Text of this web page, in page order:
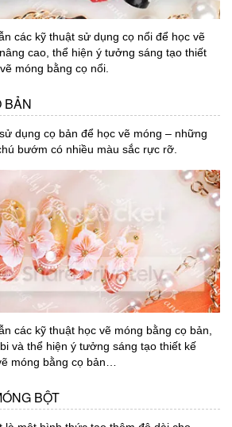
các kỹ thuật sử dụng cọ nổi để học vẽ
cao, thể hiện ý tưởng sáng tạo thiết
móng bằng cọ nổi.
BẢN
dụng cọ bản để học vẽ móng – những
bướm có nhiều màu sắc rực rỡ.
các kỹ thuật học vẽ móng bằng cọ bản,
và thể hiện ý tưởng sáng tạo thiết kế
móng bằng cọ bản…
BỘT